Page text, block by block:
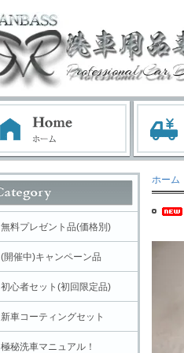
ホーム
無料プレゼント品(価格別)
(開催中)キャンペーン品
初心者セット(初回限定品)
新車コーティングセット
極秘洗車マニュアル！